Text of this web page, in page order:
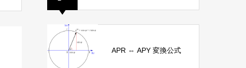
APR ⇔ APY 変換公式